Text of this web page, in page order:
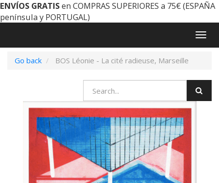
ENVÍOS GRATISen COMPRAS SUPERIORES a 75€ (ESPAÑA
península y PORTUGAL)
Go back
BOS Léonie - La cité radieuse, Marseille